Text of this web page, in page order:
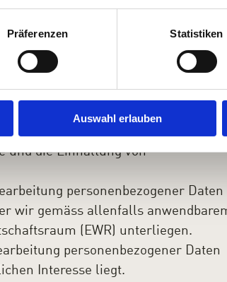
Präferenzen Statistiken
Auswahl erlauben
personenbezogener Daten,
Interessen Dritter – zu wahren,
sowie Interessen der betroffenen
die dauerhafte,
unserer Aktivitäten und
der Schutz vor
und die Einhaltung von
personenbezogener Daten
wir gemäss allenfalls
(EWR) unterliegen.
personenbezogener Daten
Interesse liegt.